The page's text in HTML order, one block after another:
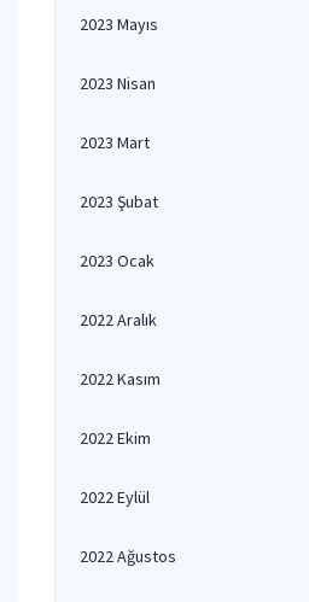
2023 Mayıs
2023 Nisan
2023 Mart
2023 Şubat
2023 Ocak
2022 Aralık
2022 Kasım
2022 Ekim
2022 Eylül
2022 Ağustos